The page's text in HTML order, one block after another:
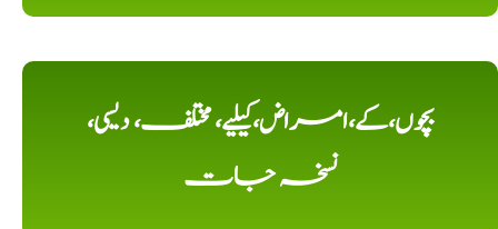
بچوں،کے،امراض،کیلیے، مختلف، دیسی،
نسخہ جات